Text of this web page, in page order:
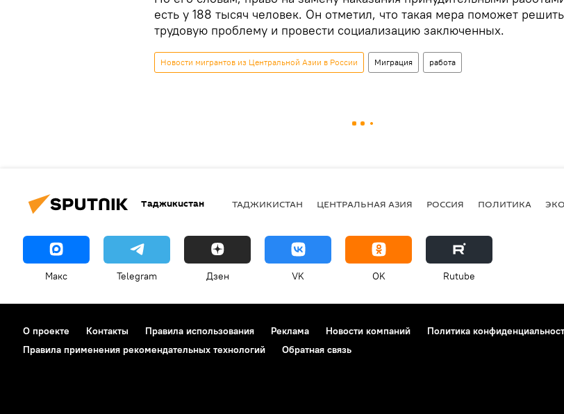
есть у 188 тысяч человек. Он отметил, что такая мера поможет решить
трудовую проблему и провести социализацию заключенных.
Новости мигрантов из Центральной Азии в России Миграция работа
Таджикистан ТАДЖИКИСТАН ЦЕНТРАЛЬНАЯ АЗИЯ РОССИЯ ПОЛИТИКА
Макс Telegram Дзен VK OK Rutube
О проекте Контакты Правила использования Реклама Новости компаний Политика
Правила применения рекомендательных технологий
Обратная связь